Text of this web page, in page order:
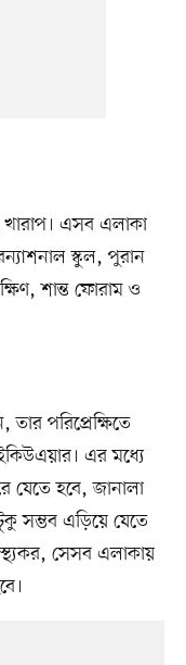
খারাপ। এসব এলাকা
স্কুল, পুরান
শান্ত ফোরাম ও
পরিপ্রেক্ষিতে
এর মধ্যে
যেতে হবে, জানালা
সম্ভব এড়িয়ে যেতে
সেসব এলাকায়